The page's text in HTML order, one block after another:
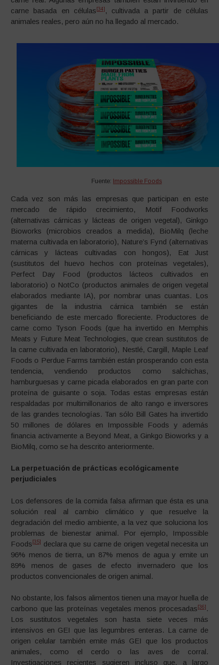
carne basada en células [34] , cultivada a partir de células
animales reales, pero aún no ha llegado al mercado.
Fuente: Impossible Foods
Cada vez son más las empresas que participan en este
mercado de rápido crecimiento, Motif Foodworks
(alternativas cárnicas y lácteas de origen vegetal), Ginkgo
Bioworks (microbios creados a medida), BioMilq (leche
materna cultivada en laboratorio), Nature’s Fynd (alternativas
cárnicas y lácteas cultivadas con hongos), Eat Just
(sustitutos del huevo hechos con proteínas vegetales),
Perfect Day Food (productos lácteos cultivados en
laboratorio) o NotCo (productos animales de origen vegetal
elaborados mediante IA), por nombrar unas cuantas. Los
gigantes de la industria cárnica también se están
beneficiando de este mercado floreciente. Productores de
carne como Tyson Foods (que ha invertido en Memphis
Meats y Future Meat Technologies, que crean sustitutos de
la carne cultivada en laboratorio), Nestlé, Cargill, Maple Leaf
Foods o Perdue Farms también están prosperando con esta
tendencia, vendiendo productos como salchichas,
hamburguesas y carne picada elaborados en gran parte con
proteína de guisante o soja. Todas estas empresas están
respaldadas por multimillonarios de alto rango e inversores
de las grandes tecnologías. Tan sólo Bill Gates ha invertido
50 millones de dólares en Impossible Foods y además
financia activamente a Beyond Meat, a Ginkgo Bioworks y a
BioMilq, como se ha descrito anteriormente.
La perpetuación de prácticas ecológicamente
perjudiciales
Los defensores de la comida falsa afirman que ésta es una
solución real al cambio climático y que resuelve la
degradación del medio ambiente, a la vez que soluciona los
problemas de bienestar animal. Por ejemplo, Impossible
Foods [35]
declara que su carne de origen vegetal necesita un
96% menos de tierra, un 87% menos de agua y emite un
89% menos de gases de efecto invernadero que los
productos convencionales de origen animal.
No obstante, los falsos alimentos tienen una mayor huella de
carbono que las proteínas vegetales menos procesadas [36] .
Los sustitutos vegetales son hasta siete veces más
intensivos en GEI que las legumbres enteras. La carne de
origen celular también emite más GEI que los productos
animales, como el cerdo o las aves de corral.
Investigaciones recientes sugieren incluso que, a largo